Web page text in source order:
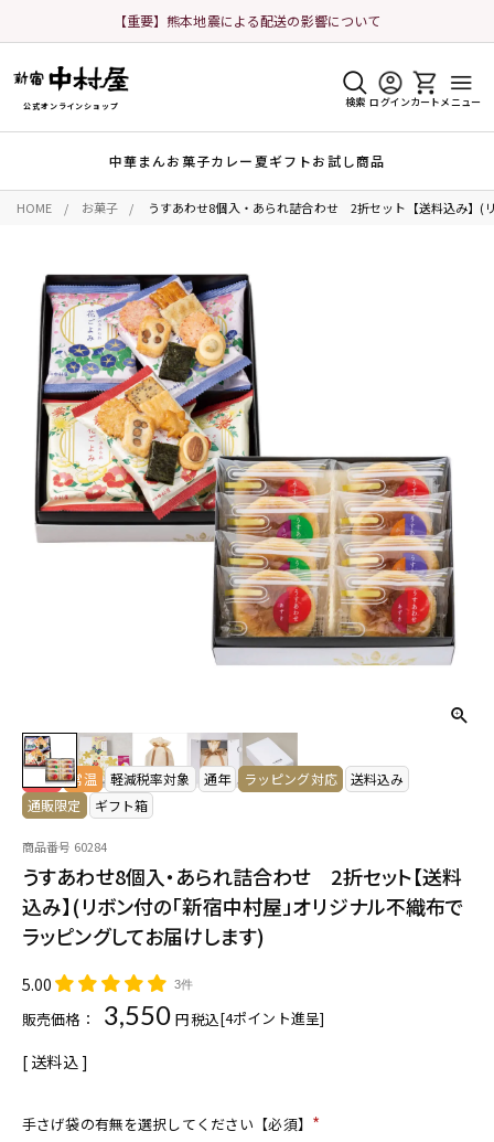
【重要】熊本地震による配送の影響について
公式オンラインショップ 検索 ログインカート メニュー
中華まんお菓子カレー夏ギフトお試し商品
HOME お菓子 うすあわせ8個入・あられ詰合わせ 2折セット【送料込み】(
NEW 常温 軽減税率対象 通年 ラッピング対応
送料込み
通販限定
ギフト箱
商品番号 60284
うすあわせ8個入・あられ詰合わせ 2折セット【送料
込み】(リボン付の「新宿中村屋」オリジナル不織布で
ラッピングしてお届けします)
5.00 3件
販売価格： 3,550 税込[4ポイント進呈]
送料込
手さげ袋の有無を選択してください【必須】